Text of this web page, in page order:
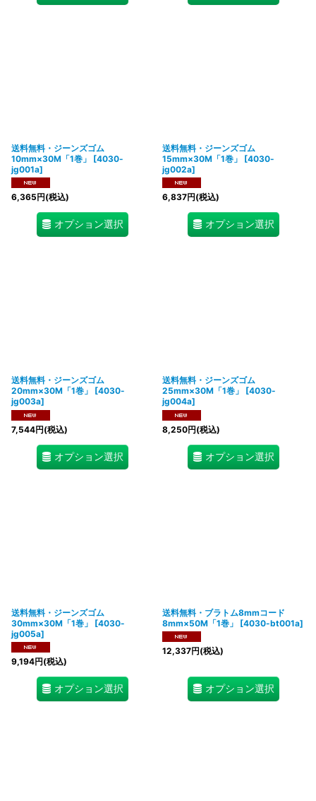
送料無料・ジーンズゴム
10mm×30M「1巻」
[4030-
jg001a]
6,365円(税込)
オプション選択
送料無料・ジーンズゴム
15mm×30M「1巻」
[4030-
jg002a]
6,837円(税込)
オプション選択
送料無料・ジーンズゴム
20mm×30M「1巻」
[4030-
jg003a]
7,544円(税込)
オプション選択
送料無料・ジーンズゴム
25mm×30M「1巻」
[4030-
jg004a]
8,250円(税込)
オプション選択
送料無料・ジーンズゴム
30mm×30M「1巻」
[4030-
jg005a]
9,194円(税込)
オプション選択
送料無料・ブラトム8mmコード
8mm×50M「1巻」
[4030-bt001a]
12,337円(税込)
オプション選択